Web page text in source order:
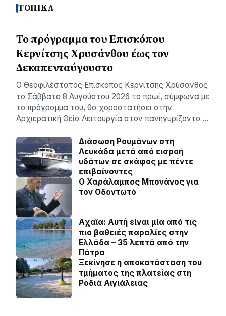
ΤΟΠΙΚΑ
Το πρόγραμμα του Επισκόπου
Κερνίτσης Χρυσάνθου έως τον
Δεκαπενταύγουστο
Ο Θεοφιλέστατος Επίσκοπος Κερνίτσης Χρύσανθος
το Σάββατο 8 Αυγούστου 2026 το πρωί, σύμφωνα με
το πρόγραμμα του, θα χοροστατήσει στην
Αρχιερατική Θεία Λειτουργία στον πανηγυρίζοντα …
Διάσωση Ρουμάνων στη
Λευκάδα μετά από εισροή
υδάτων σε σκάφος με πέντε
επιβαίνοντες
Ο Χαράλαμπος Μπονάνος για
τον Οδοντωτό
Aχαϊα: Αυτή είναι μία από τις
πιο βαθειές παραλίες στην
Ελλάδα – 35 λεπτά από την
Πάτρα
Ξεκίνησε η αποκατάσταση του
τμήματος της πλατείας στη
Ροδιά Αιγιάλειας